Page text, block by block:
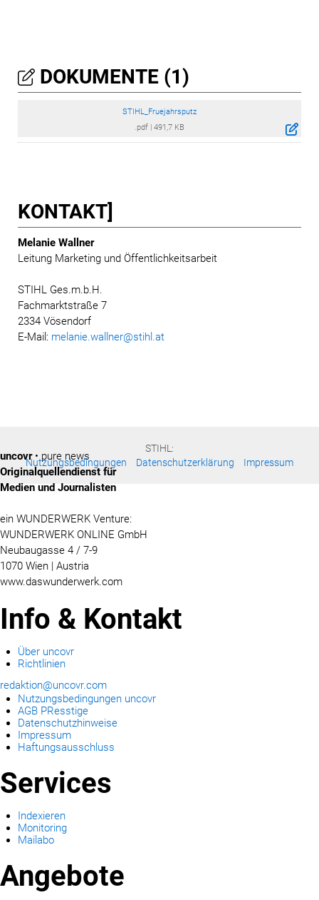
DOKUMENTE (1)
STIHL_Fruejahrsputz
.pdf
491,7 KB
KONTAKT]
Melanie Wallner
Leitung Marketing und Öffentlichkeitsarbeit
STIHL Ges.m.b.H.
Fachmarktstraße 7
2334 Vösendorf
E-Mail: melanie.wallner@stihl.at
STIHL:
Nutzungsbedingungen
Datenschutzerklärung Impressum
uncovr• pure news
Originalquellendienst für
Medien und Journalisten
ein WUNDERWERK Venture:
WUNDERWERK ONLINE GmbH
Neubaugasse 4 / 7-9
1070 Wien | Austria
www.daswunderwerk.com
Info & Kontakt
Über uncovr
Richtlinien
redaktion@uncovr.com
Nutzungsbedingungen uncovr
AGB PResstige
Datenschutzhinweise
Impressum
Haftungsausschluss
Services
Indexieren
Monitoring
Mailabo
Angebote